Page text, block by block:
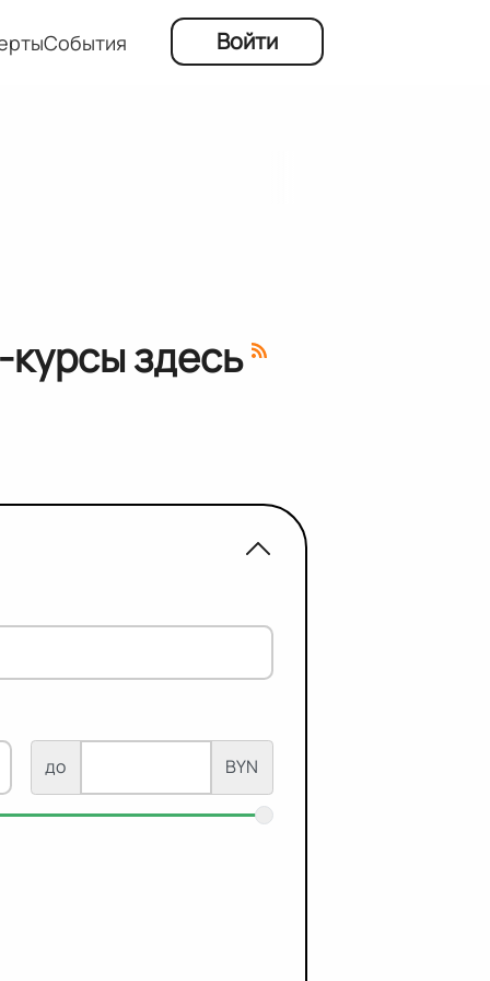
События Войти
здесь
до BYN